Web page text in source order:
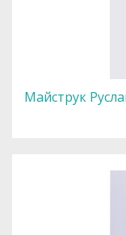
Майструк